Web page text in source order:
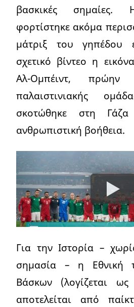
βασκικές σημαίες.
φορτίστηκε ακόμα
μάτριξ του γηπέδου
σχετικό βίντεο η
Αλ-Ομπέιντ,
παλαιστινιακής
σκοτώθηκε στη
ανθρωπιστική βοήθεια.
Για την Ιστορία –
σημασία – η Εθνική
Βάσκων (λογίζεται
αποτελείται από